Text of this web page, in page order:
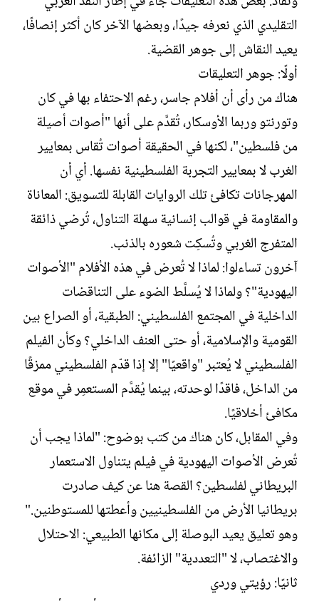
ش
ا
ب
التقليدي الذي نعرفه جيدًا، وبعضها الآخر كان أكثر إنصافًا،
يعيد النقاش إلى جوهر القضية.
أولًا: جوهر التعليقات
هناك من رأى أن أفلام جاسر، رغم الاحتفاء بها في كان
وتورنتو وربما الأوسكار، تُقدَّم على أنها "أصوات أصيلة
من فلسطين"، لكنها في الحقيقة أصوات تُقاس بمعايير
الغرب لا بمعايير التجربة الفلسطينية نفسها. أي أن
المهرجانات تكافئ تلك الروايات القابلة للتسويق: المعاناة
والمقاومة في قوالب إنسانية سهلة التناول، تُرضي ذائقة
المتفرج الغربي وتُسكِت شعوره بالذنب.
آخرون تساءلوا: لماذا لا تُعرض في هذه الأفلام "الأصوات
اليهودية"؟ ولماذا لا يُسلَّط الضوء على التناقضات
الداخلية في المجتمع الفلسطيني: الطبقية، أو الصراع بين
القومية والإسلامية، أو حتى العنف الداخلي؟ وكأن الفيلم
الفلسطيني لا يُعتبر "واقعيًا" إلا إذا قدّم الفلسطيني ممزقًا
من الداخل، فاقدًا لوحدته، بينما يُقدَّم المستعمِر في موقع
مكافئ أخلاقيًا.
وفي المقابل، كان هناك من كتب بوضوح: "لماذا يجب أن
تُعرض الأصوات اليهودية في فيلم يتناول الاستعمار
البريطاني لفلسطين؟ القصة هنا عن كيف صادرت
بريطانيا الأرض من الفلسطينيين وأعطتها للمستوطنين."
وهو تعليق يعيد البوصلة إلى مكانها الطبيعي: الاحتلال
والاغتصاب، لا "التعددية" الزائفة.
ثانيًا: رؤيتي وردي